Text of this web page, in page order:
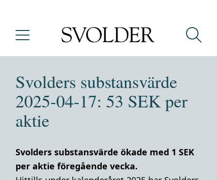
Svolders substansvärde
2025-04-17: 53 SEK per
aktie
Svolders substansvärde ökade med 1 SEK
per aktie föregående vecka.